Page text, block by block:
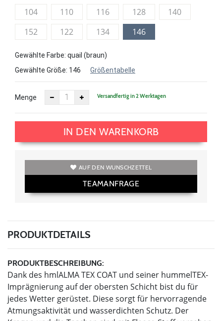
104 110 116 128
140
152
122 134 146
Gewählte Farbe: quail (braun)
Gewählte Größe: 146 Größentabelle
Menge Versandfertig in 2 Werktagen
IN DEN WARENKORB
AUF DEN WUNSCHZETTEL
TEAMANFRAGE
PRODUKTDETAILS
PRODUKTBESCHREIBUNG:
Dank des hmlALMA TEX COAT und seiner hummelTEX-
Imprägnierung auf der obersten Schicht bist du für
jedes Wetter gerüstet. Diese sorgt für hervorragende
Atmungsaktivität und wasserdichten Schutz. Der